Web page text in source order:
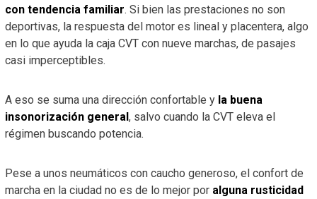
con tendencia familiar. Si bien las prestaciones no son
deportivas, la respuesta del motor es lineal y placentera, algo
en lo que ayuda la caja CVT con nueve marchas, de pasajes
casi imperceptibles.
A eso se suma una dirección confortable y la buena
insonorización general, salvo cuando la CVT eleva el
régimen buscando potencia.
Pese a unos neumáticos con caucho generoso, el confort de
marcha en la ciudad no es de lo mejor por alguna rusticidad